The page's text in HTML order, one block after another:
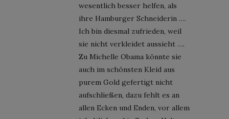
wesentlich besser helfen, als
ihre Hamburger Schneiderin ….
Ich bin diesmal zufrieden, weil
sie nicht verkleidet aussieht ….
Zu Michelle Obama könnte sie
auch im schönsten Kleid aus
purem Gold gefertigt nicht
aufschließen, dazu fehlt es an
allen Ecken und Enden, vor allem